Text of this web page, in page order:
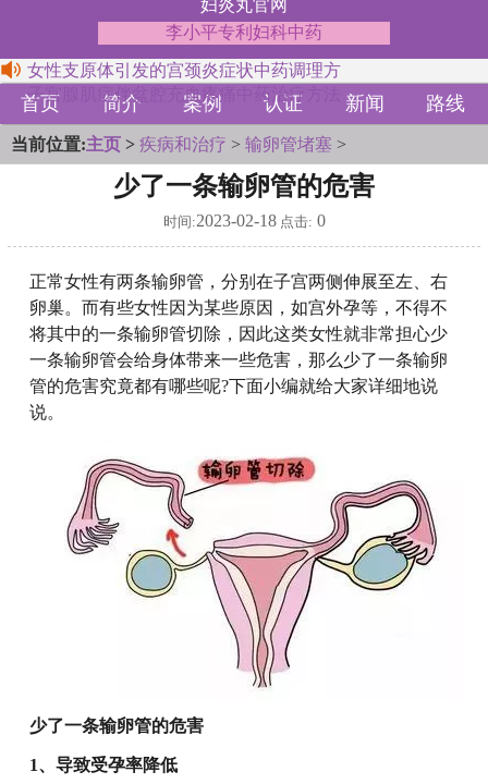
妇炎丸官网
李小平专利妇科中药
女性支原体引发的宫颈炎症状中药调理方
子宫腺肌症伴盆腔充血疼痛中药治疗方法
首页 简介 案例 认证 新闻 路线
当前位置:主页 > 疾病和治疗 > 输卵管堵塞 >
少了一条输卵管的危害
时间:2023-02-18点击: 0
正常女性有两条输卵管，分别在子宫两侧伸展至左、右
卵巢。而有些女性因为某些原因，如宫外孕等，不得不
将其中的一条输卵管切除，因此这类女性就非常担心少
一条输卵管会给身体带来一些危害，那么少了一条输卵
管的危害究竟都有哪些呢?下面小编就给大家详细地说
说。
少了一条输卵管的危害
1、导致受孕率降低